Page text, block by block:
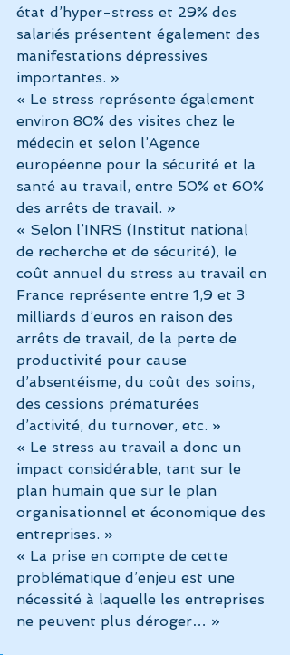
état d’hyper-stress et 29% des
salariés présentent également des
manifestations dépressives
importantes. »
« Le stress représente également
environ 80% des visites chez le
médecin et selon l’Agence
européenne pour la sécurité et la
santé au travail, entre 50% et 60%
des arrêts de travail. »
« Selon l’INRS (Institut national
de recherche et de sécurité), le
coût annuel du stress au travail en
France représente entre 1,9 et 3
milliards d’euros en raison des
arrêts de travail, de la perte de
productivité pour cause
d’absentéisme, du coût des soins,
des cessions prématurées
d’activité, du turnover, etc. »
« Le stress au travail a donc un
impact considérable, tant sur le
plan humain que sur le plan
organisationnel et économique des
entreprises. »
« La prise en compte de cette
problématique d’enjeu est une
nécessité à laquelle les entreprises
ne peuvent plus déroger… »